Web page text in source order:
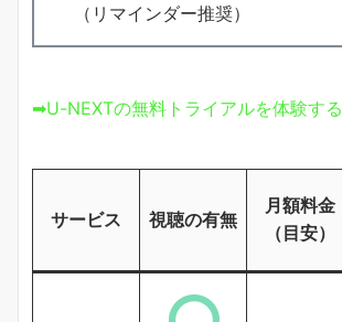
（リマインダー推奨）
➡U-NEXTの無料トライアルを体験する
サービス 視聴の有無
月額料金
（目安）